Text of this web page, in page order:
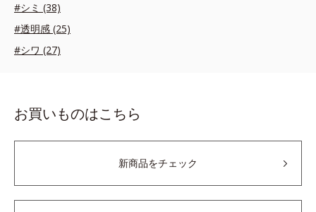
#シミ (38)
#透明感 (25)
#シワ (27)
お買いものはこちら
新商品をチェック